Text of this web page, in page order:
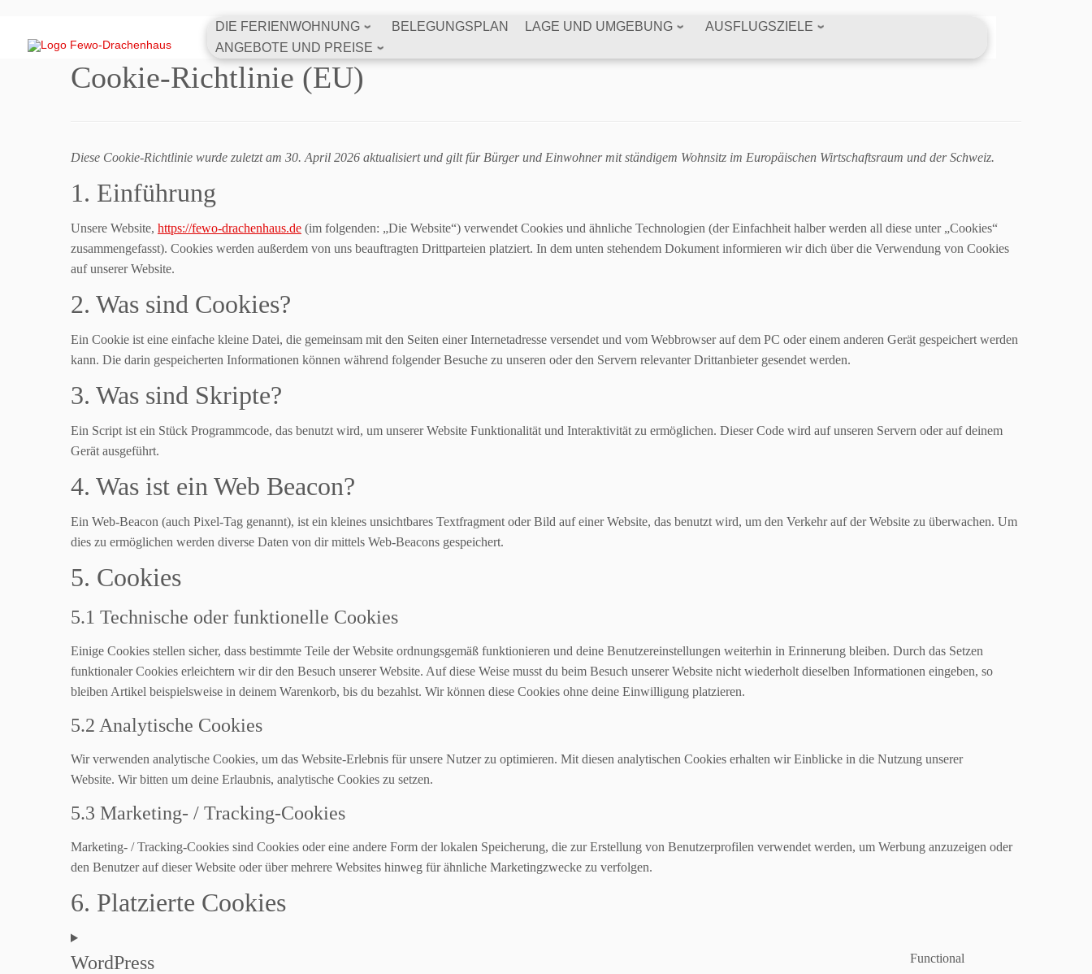
DIE FERIENWOHNUNG BELEGUNGSPLAN LAGE UND UMGEBUNG
AUSFLUGSZIELE
ANGEBOTE UND PREISE
Cookie-Richtlinie (EU)
Cookie-Richtlinie (EU)
Diese Cookie-Richtlinie wurde zuletzt am 30. April 2026 aktualisiert und gilt für Bürger und Einwohner mit ständigem Wohnsitz im Europäischen Wirtschaftsraum und der Schweiz.
1. Einführung
Unsere Website, https://fewo-drachenhaus.de (im folgenden: „Die Website“) verwendet Cookies und ähnliche Technologien (der Einfachheit halber werden all diese unter „Cookies“
zusammengefasst). Cookies werden außerdem von uns beauftragten Drittparteien platziert. In dem unten stehendem Dokument informieren wir dich über die Verwendung von Cookies
auf unserer Website.
2. Was sind Cookies?
Ein Cookie ist eine einfache kleine Datei, die gemeinsam mit den Seiten einer Internetadresse versendet und vom Webbrowser auf dem PC oder einem anderen Gerät gespeichert werden
kann. Die darin gespeicherten Informationen können während folgender Besuche zu unseren oder den Servern relevanter Drittanbieter gesendet werden.
3. Was sind Skripte?
Ein Script ist ein Stück Programmcode, das benutzt wird, um unserer Website Funktionalität und Interaktivität zu ermöglichen. Dieser Code wird auf unseren Servern oder auf deinem
Gerät ausgeführt.
4. Was ist ein Web Beacon?
Ein Web-Beacon (auch Pixel-Tag genannt), ist ein kleines unsichtbares Textfragment oder Bild auf einer Website, das benutzt wird, um den Verkehr auf der Website zu überwachen. Um
dies zu ermöglichen werden diverse Daten von dir mittels Web-Beacons gespeichert.
5. Cookies
5.1 Technische oder funktionelle Cookies
Einige Cookies stellen sicher, dass bestimmte Teile der Website ordnungsgemäß funktionieren und deine Benutzereinstellungen weiterhin in Erinnerung bleiben. Durch das Setzen
funktionaler Cookies erleichtern wir dir den Besuch unserer Website. Auf diese Weise musst du beim Besuch unserer Website nicht wiederholt dieselben Informationen eingeben, so
bleiben Artikel beispielsweise in deinem Warenkorb, bis du bezahlst. Wir können diese Cookies ohne deine Einwilligung platzieren.
5.2 Analytische Cookies
Wir verwenden analytische Cookies, um das Website-Erlebnis für unsere Nutzer zu optimieren. Mit diesen analytischen Cookies erhalten wir Einblicke in die Nutzung unserer
Website. Wir bitten um deine Erlaubnis, analytische Cookies zu setzen.
5.3 Marketing- / Tracking-Cookies
Marketing- / Tracking-Cookies sind Cookies oder eine andere Form der lokalen Speicherung, die zur Erstellung von Benutzerprofilen verwendet werden, um Werbung anzuzeigen oder
den Benutzer auf dieser Website oder über mehrere Websites hinweg für ähnliche Marketingzwecke zu verfolgen.
6. Platzierte Cookies
WordPress Functional